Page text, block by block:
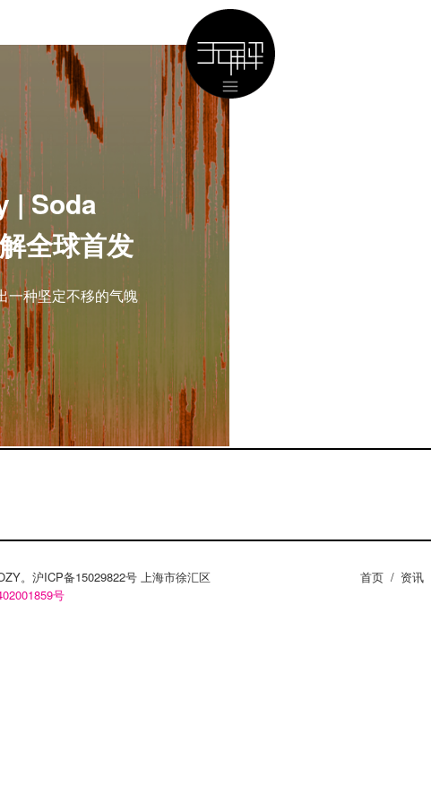
| Soda
全球首发
一种坚定不移的气魄
。沪ICP备15029822号 上海市徐汇区
号
首页 / 资讯